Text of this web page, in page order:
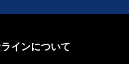
インについて